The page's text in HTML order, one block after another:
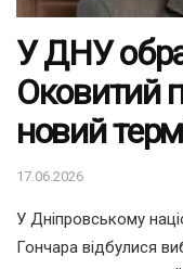
У ДНУ
Оковитий
новий
17.06.2026
У Дніпровському
Гончара відбулися